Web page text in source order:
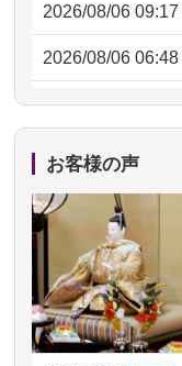
2026/08/06 09:17
2026/08/06 06:48
2026/08/05 15:07
2026/08/05 11:33
2026/08/04 17:34
2026/08/04 15:40
2026/08/04 14:04
2026/08/04 00:38
お客様の声